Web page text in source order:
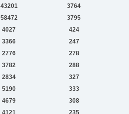
43201 3764
58472 3795
4027 424
3366 247
2776 278
3782 288
2834 327
5190 333
4679 308